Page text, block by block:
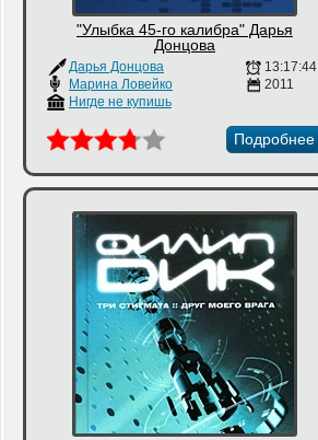
"Улыбка 45-го калибра" Дарья
Донцова
Дарья Донцова
Марина Ловейко
Нигде не купишь
13:17:44
2011
Подробнее